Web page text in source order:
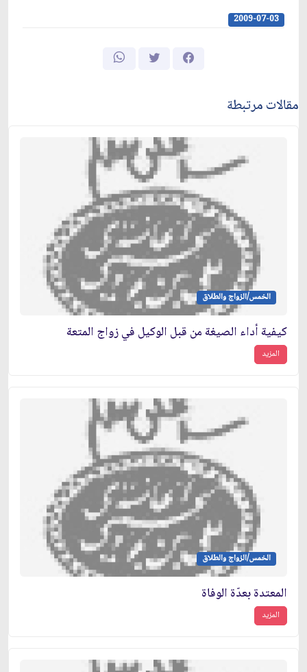
2009-07-03
مقالات مرتبطة
الخمس/الزواج والطلاق
كيفية أداء الصيغة من قبل الوكيل في زواج المتعة
المزيد
الخمس/الزواج والطلاق
المعتدة بعدّة الوفاة
المزيد